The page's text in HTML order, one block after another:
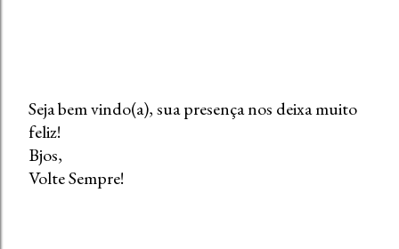
P
o
s
Seja bem vindo(a), sua presença nos deixa muito
feliz!
Bjos,
Volte Sempre!